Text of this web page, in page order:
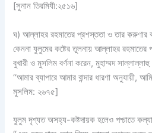
[সুনান তিরমিযী:২৫১৬]
ঘ) আল্লাহর রহমাতের প্রশস্ততা ও তার করুণার
কেননা যুলুমের কষ্টের তুলনায় আল্লাহর
বুখারী ও মুসলিম বর্ণনা করেন, মুহাম্মদ
‘‘আমার ব্যাপারে আমার বান্দার ধারণা অনুযায়ী,
মুসলিম: ২৬৭৫]
যুলুম দৃশ্যত অসহ্য-কষ্টদায়ক হলেও পশ্চাতে